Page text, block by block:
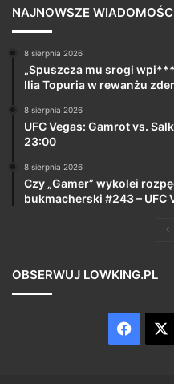
NAJNOWSZE
8 sierpnia 2026
„Spuszcza mu srogi
Ilia Topuria w rewanżu
8 sierpnia 2026
UFC Vegas: Gamrot vs.
23:00
8 sierpnia 2026
Czy „Gamer” wykolei
bukmacherski #243 – UFC
OBSERWUJ LOWKING.PL